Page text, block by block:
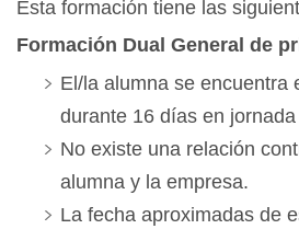
Esta formación tiene las
Formación Dual General de
El/la alumna se encuentra
durante 16 días en
No existe una relación
alumna y la empresa.
La fecha aproximadas de